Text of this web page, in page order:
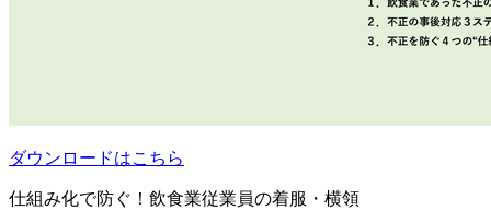
ダウンロードはこちら
仕組み化で防ぐ！飲食業従業員の着服・横領